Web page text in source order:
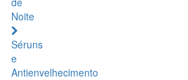
Noite
Séruns
e
Antienvelhecimento